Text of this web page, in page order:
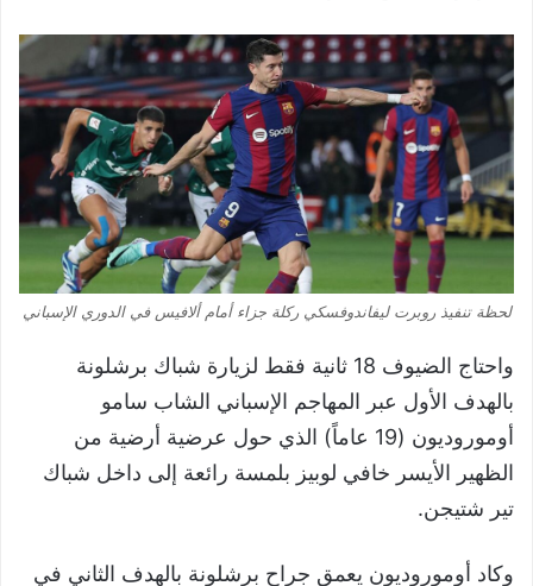
لحظة تنفيذ روبرت ليفاندوفسكي ركلة جزاء أمام ألافيس في الدوري الإسباني
واحتاج الضيوف 18 ثانية فقط لزيارة شباك برشلونة
بالهدف الأول عبر المهاجم الإسباني الشاب سامو
أوموروديون (19 عاماً) الذي حول عرضية أرضية من
الظهير الأيسر خافي لوبيز بلمسة رائعة إلى داخل شباك
تير شتيجن.
وكاد أوموروديون يعمق جراح برشلونة بالهدف الثاني في